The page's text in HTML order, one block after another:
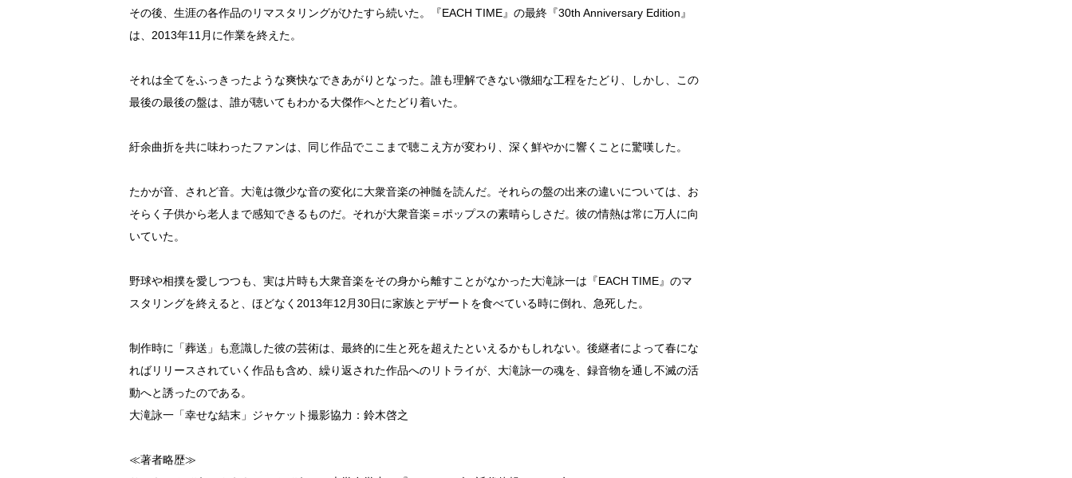
その後、生涯の各作品のリマスタリングがひたすら続いた。『EACH TIME』の最終『30th Anniversary Edition』
は、2013年11月に作業を終えた。
それは全てをふっきったような爽快なできあがりとなった。誰も理解できない微細な工程をたどり、しかし、この
最後の最後の盤は、誰が聴いてもわかる大傑作へとたどり着いた。
紆余曲折を共に味わったファンは、同じ作品でここまで聴こえ方が変わり、深く鮮やかに響くことに驚嘆した。
たかが音、されど音。大滝は微少な音の変化に大衆音楽の神髄を読んだ。それらの盤の出来の違いについては、お
そらく子供から老人まで感知できるものだ。それが大衆音楽＝ポップスの素晴らしさだ。彼の情熱は常に万人に向
いていた。
野球や相撲を愛しつつも、実は片時も大衆音楽をその身から離すことがなかった大滝詠一は『EACH TIME』のマ
スタリングを終えると、ほどなく2013年12月30日に家族とデザートを食べている時に倒れ、急死した。
制作時に「葬送」も意識した彼の芸術は、最終的に生と死を超えたといえるかもしれない。後継者によって春にな
ればリリースされていく作品も含め、繰り返された作品へのリトライが、大滝詠一の魂を、録音物を通し不滅の活
動へと誘ったのである。
大滝詠一「幸せな結末」ジャケット撮影協力：鈴木啓之
≪著者略歴≫